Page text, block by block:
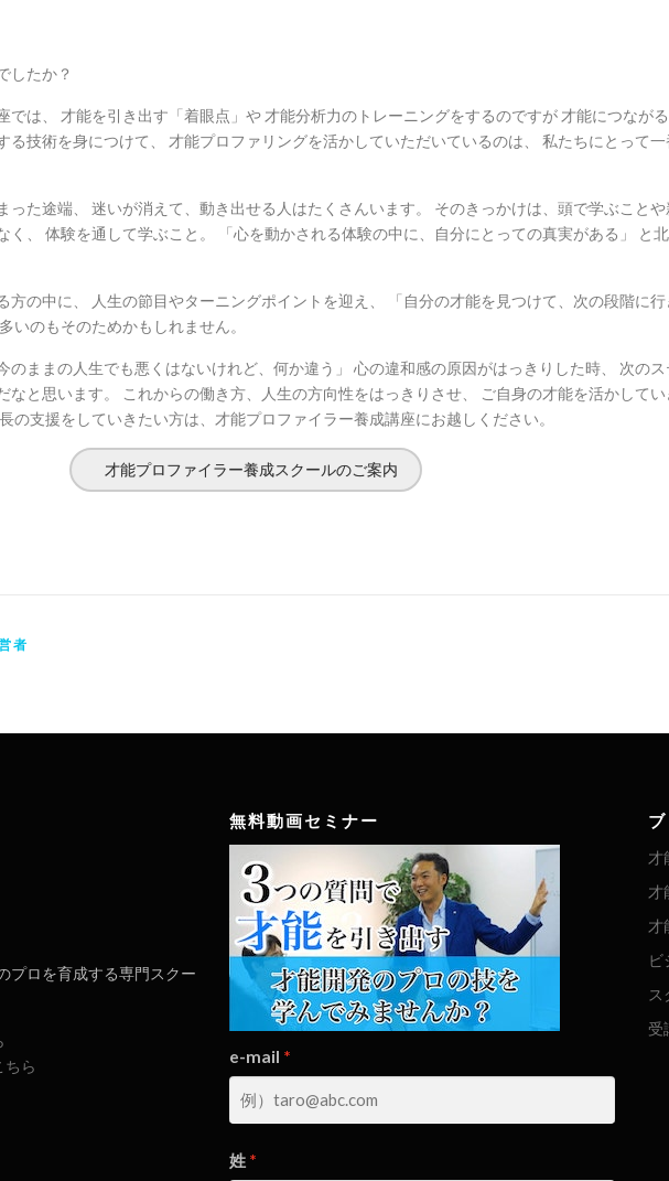
したか？
では、 才能を引き出す「着眼点」や 才能分析力のトレーニングをするのですが 才能につながる
る技術を身につけて、 才能プロファリングを活かしていただいているのは、 私たちにとって一
った途端、 迷いが消えて、動き出せる人はたくさんいます。 そのきっかけは、頭で学ぶことや
く、 体験を通して学ぶこと。 「心を動かされる体験の中に、自分にとっての真実がある」 と北
方の中に、 人生の節目やターニングポイントを迎え、 「自分の才能を見つけて、次の段階に行
いのもそのためかもしれません。
のままの人生でも悪くはないけれど、何か違う」 心の違和感の原因がはっきりした時、 次のス
なと思います。 これからの働き方、人生の方向性をはっきりさせ、 ご自身の才能を活かしてい
の支援をしていきたい方は、才能プロファイラー養成講座にお越しください。
才能プロファイラー養成スクールのご案内
者
プロを育成する専門スクー
ちら
無料動画セミナー
e-mail
姓
才
才
才
ビ
ス
受